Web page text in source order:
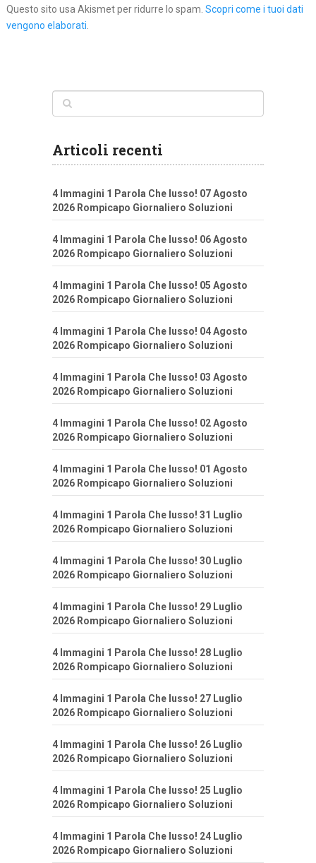
Questo sito usa Akismet per ridurre lo spam. Scopri come i tuoi dati
vengono elaborati.
Articoli recenti
4 Immagini 1 Parola Che lusso! 07 Agosto
2026 Rompicapo Giornaliero Soluzioni
4 Immagini 1 Parola Che lusso! 06 Agosto
2026 Rompicapo Giornaliero Soluzioni
4 Immagini 1 Parola Che lusso! 05 Agosto
2026 Rompicapo Giornaliero Soluzioni
4 Immagini 1 Parola Che lusso! 04 Agosto
2026 Rompicapo Giornaliero Soluzioni
4 Immagini 1 Parola Che lusso! 03 Agosto
2026 Rompicapo Giornaliero Soluzioni
4 Immagini 1 Parola Che lusso! 02 Agosto
2026 Rompicapo Giornaliero Soluzioni
4 Immagini 1 Parola Che lusso! 01 Agosto
2026 Rompicapo Giornaliero Soluzioni
4 Immagini 1 Parola Che lusso! 31 Luglio
2026 Rompicapo Giornaliero Soluzioni
4 Immagini 1 Parola Che lusso! 30 Luglio
2026 Rompicapo Giornaliero Soluzioni
4 Immagini 1 Parola Che lusso! 29 Luglio
2026 Rompicapo Giornaliero Soluzioni
4 Immagini 1 Parola Che lusso! 28 Luglio
2026 Rompicapo Giornaliero Soluzioni
4 Immagini 1 Parola Che lusso! 27 Luglio
2026 Rompicapo Giornaliero Soluzioni
4 Immagini 1 Parola Che lusso! 26 Luglio
2026 Rompicapo Giornaliero Soluzioni
4 Immagini 1 Parola Che lusso! 25 Luglio
2026 Rompicapo Giornaliero Soluzioni
4 Immagini 1 Parola Che lusso! 24 Luglio
2026 Rompicapo Giornaliero Soluzioni